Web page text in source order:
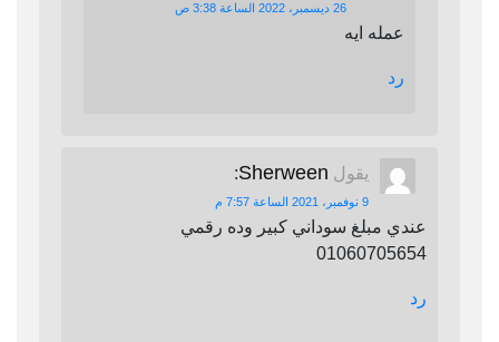
26 ديسمبر، 2022 الساعة 3:38 ص
عمله ايه
رد
يقول Sherween
:
9 نوفمبر، 2021 الساعة 7:57 م
عندي مبلغ سوداني كبير وده رقمي
01060705654
رد